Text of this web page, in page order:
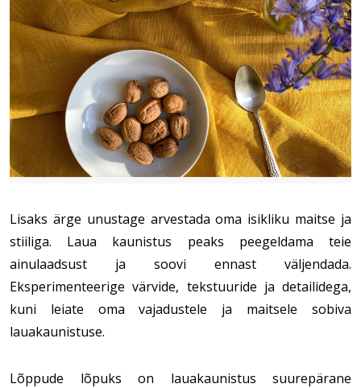
Lisaks ärge unustage arvestada oma isikliku maitse ja
stiiliga. Laua kaunistus peaks peegeldama teie
ainulaadsust ja soovi ennast väljendada.
Eksperimenteerige värvide, tekstuuride ja detailidega,
kuni leiate oma vajadustele ja maitsele sobiva
lauakaunistuse.
Lõppude lõpuks on lauakaunistus suurepärane